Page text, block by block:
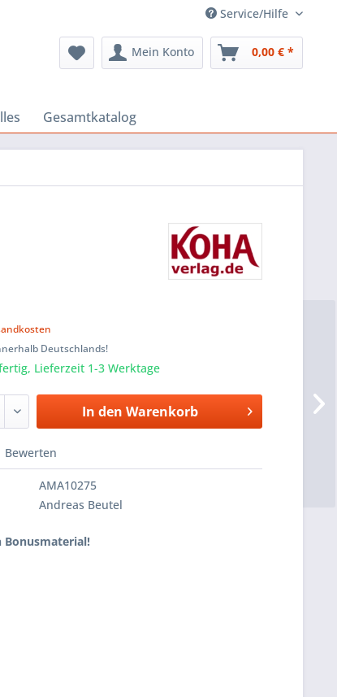
Service/Hilfe
Mein Konto 0,00 € *
Gesamtkatalog
Deutschlands!
Lieferzeit 1-3 Werktage
In den Warenkorb
Bewerten
AMA10275
Andreas Beutel
Bonusmaterial!